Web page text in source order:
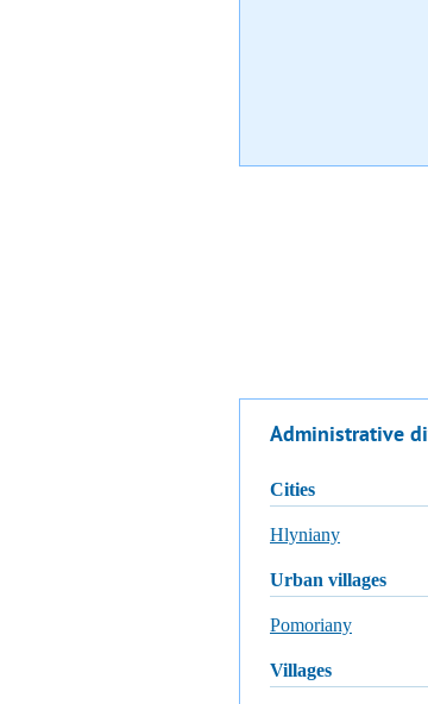
Administrative
cities
Hlyniany
urban villages
Pomoriany
villages